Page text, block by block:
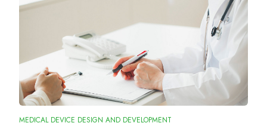
MEDICAL DEVICE DESIGN AND DEVELOPMENT